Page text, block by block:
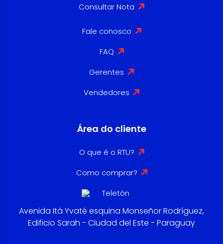
Consultar Nota
Fale conosco
FAQ
Gerentes
Vendedores
Área do cliente
O que é o RTU?
Como comprar?
Avenida Itá Yvaté esquina Monseñor Rodríguez,
Edificio Sarah - Ciudad del Este - Paraguay